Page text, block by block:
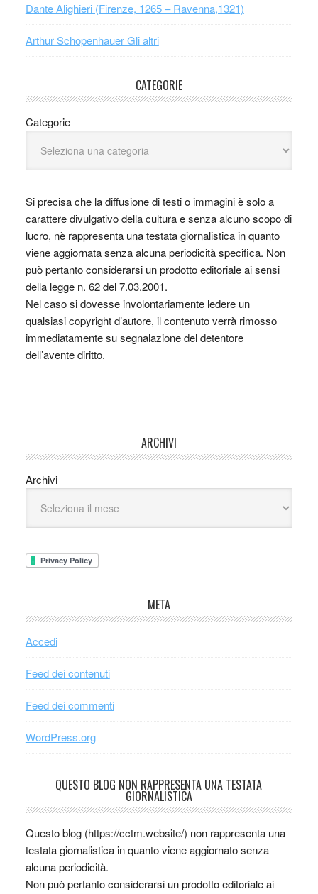
Dante Alighieri (Firenze, 1265 – Ravenna,1321)
Arthur Schopenhauer Gli altri
CATEGORIE
Categorie
Si precisa che la diffusione di testi o immagini è solo a
carattere divulgativo della cultura e senza alcuno scopo di
lucro, nè rappresenta una testata giornalistica in quanto
viene aggiornata senza alcuna periodicità specifica. Non
può pertanto considerarsi un prodotto editoriale ai sensi
della legge n. 62 del 7.03.2001.
Nel caso si dovesse involontariamente ledere un
qualsiasi copyright d’autore, il contenuto verrà rimosso
immediatamente su segnalazione del detentore
dell’avente diritto.
ARCHIVI
Archivi
META
Accedi
Feed dei contenuti
Feed dei commenti
WordPress.org
QUESTO BLOG NON RAPPRESENTA UNA TESTATA
GIORNALISTICA
Questo blog (https://cctm.website/) non rappresenta una
testata giornalistica in quanto viene aggiornato senza
alcuna periodicità.
Non può pertanto considerarsi un prodotto editoriale ai